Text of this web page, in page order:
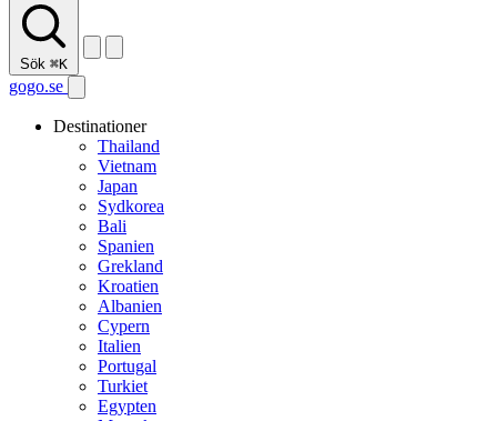
Sök ⌘K
gogo.se
Destinationer
Thailand
Vietnam
Japan
Sydkorea
Bali
Spanien
Grekland
Kroatien
Albanien
Cypern
Italien
Portugal
Turkiet
Egypten